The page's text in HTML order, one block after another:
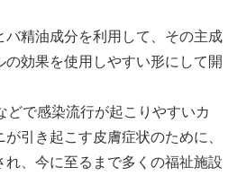
精油成分を利用して、その主成
効果を使用しやすい形にして開
で感染流行が起こりやすいカ
引き起こす皮膚症状のために、
れ、今に至るまで多くの福祉施設